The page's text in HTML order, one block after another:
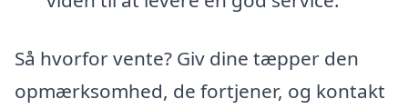
Så hvorfor vente? Giv dine tæpper den
opmærksomhed, de fortjener, og kontakt